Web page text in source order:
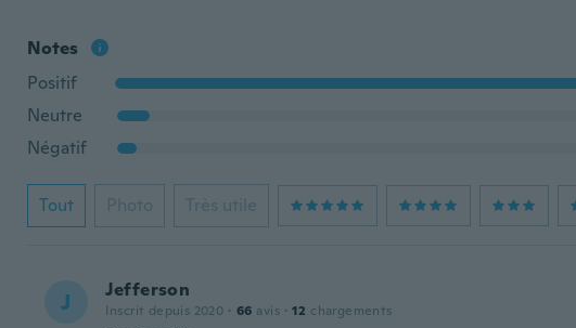
Notes
Positif
Neutre
Négatif
Tout Photo Très utile
J Jefferson
Inscrit depuis 2020 · 66 avis · 12 chargements